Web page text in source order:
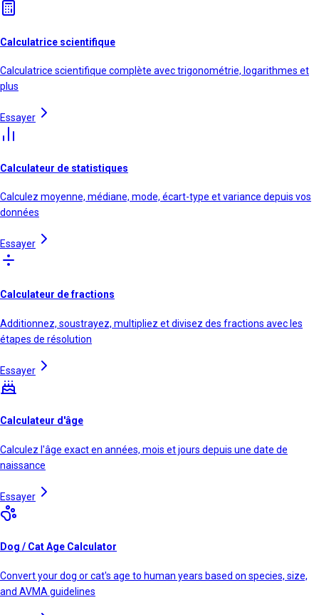
Calculatrice scientifique
Calculatrice scientifique complète avec trigonométrie, logarithmes et
plus
Essayer
Calculateur de statistiques
Calculez moyenne, médiane, mode, écart-type et variance depuis vos
données
Essayer
Calculateur de fractions
Additionnez, soustrayez, multipliez et divisez des fractions avec les
étapes de résolution
Essayer
Calculateur d'âge
Calculez l'âge exact en années, mois et jours depuis une date de
naissance
Essayer
Dog / Cat Age Calculator
Convert your dog or cat's age to human years based on species, size,
and AVMA guidelines